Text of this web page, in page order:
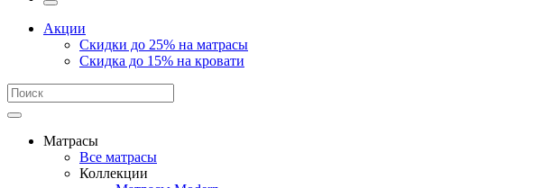
Акции
Скидки до 25% на матрасы
Скидка до 15% на кровати
Матрасы
Все матрасы
Коллекции